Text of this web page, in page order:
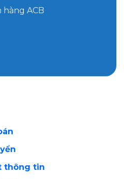
hàng ACB
thông tin